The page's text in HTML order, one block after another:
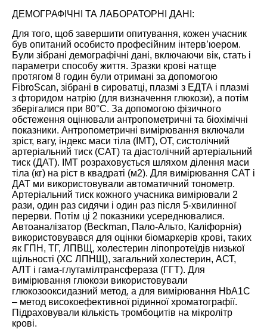
ДЕМОГРАФІЧНІ ТА ЛАБОРАТОРНІ ДАНІ:
Для того, щоб завершити опитування, кожен учасник
був опитаний особисто професійним інтерв’юером.
Були зібрані демографічні дані, включаючи вік, стать і
параметри способу життя. Зразки крові натще
протягом 8 годин були отримані за допомогою
FibroScan, зібрані в сироватці, плазмі з ЕДТА і плазмі
з фторидом натрію (для визначення глюкози), а потім
зберігалися при 80°C. За допомогою фізичного
обстеження оцінювали антропометричні та біохімічні
показники. Антропометричні вимірювання включали
зріст, вагу, індекс маси тіла (ІМТ), ОТ, систолічний
артеріальний тиск (САТ) та діастолічний артеріальний
тиск (ДАТ). ІМТ розраховується шляхом ділення маси
тіла (кг) на ріст в квадраті (м2). Для вимірювання САТ і
ДАТ ми використовували автоматичний тонометр.
Артеріальний тиск кожного учасника вимірювали 2
рази, один раз сидячи і один раз після 5-хвилинної
перерви. Потім ці 2 показники усереднювалися.
Автоаналізатор (Beckman, Пало-Альто, Каліфорнія)
використовувався для оцінки біомаркерів крові, таких
як ГПН, ТГ, ЛПВЩ, холестерин ліпопротеїдів низької
щільності (ХС ЛПНЩ), загальний холестерин, АСТ,
АЛТ і гама-глутамілтрансфераза (ГГТ). Для
вимірювання глюкози використовували
глюкозооксидазний метод, а для вимірювання HbA1C
– метод високоефективної рідинної хроматографії.
Підраховували кількість тромбоцитів на мікролітр
крові.